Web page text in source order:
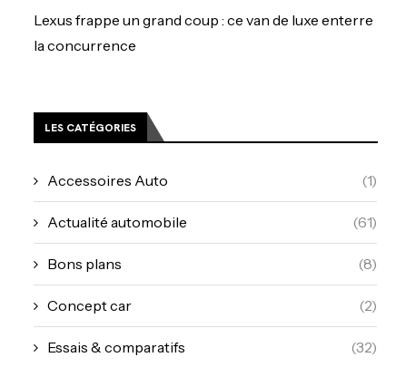
Lexus frappe un grand coup : ce van de luxe enterre
la concurrence
LES CATÉGORIES
Accessoires Auto (1)
Actualité automobile (61)
Bons plans (8)
Concept car (2)
Essais & comparatifs (32)